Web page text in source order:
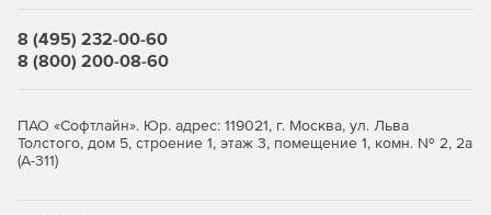
Удобные предварительные настройки. Имея в запасе
8 (495) 232-00-60
8 (800) 200-08-60
ПАО «Софтлайн». Юр. адрес: 119021, г. Москва, ул. Льва
Толстого, дом 5, строение 1, этаж 3, помещение 1, комн. № 2, 2а
(А-311)